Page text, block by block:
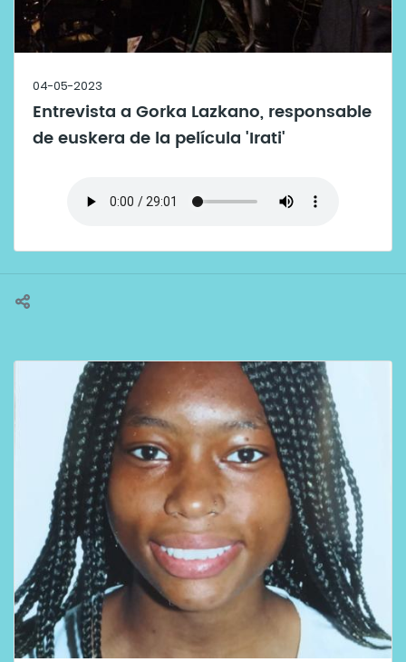
04-05-2023
Entrevista a Gorka Lazkano, responsable
de euskera de la película 'Irati'